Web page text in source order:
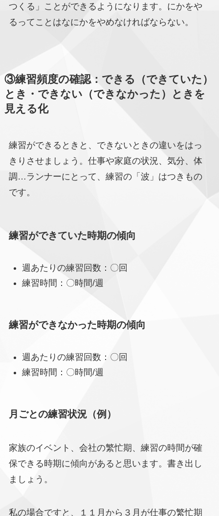
つくる」ことができるようになります。にかをや
るってことはなにかをやめなければならない。
③練習頻度の確認：できる（できていた）
とき・できない（できなかった）ときを
見える化
練習ができるときと、できないときの違いをはっ
きりさせましょう。仕事や家庭の状況、気分、体
調…ランナーにとって、練習の「波」はつきもの
です。
練習ができていた時期の傾向
週あたりの練習回数：〇回
練習時間：〇時間/週
練習ができなかった時期の傾向
週あたりの練習回数：〇回
練習時間：〇時間/週
月ごとの練習状況（例）
家族のイベント、会社の繁忙期、練習の時間が確
保できる時期に傾向があると思います。書き出し
ましょう。
私の場合ですと、１１月から３月が仕事の繁忙期